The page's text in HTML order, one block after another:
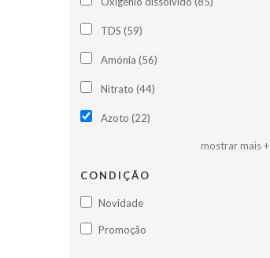
TDS (59)
Amónia (56)
Nitrato (44)
Azoto (22)
mostrar mais +
CONDIÇÃO
Novidade
Promoção